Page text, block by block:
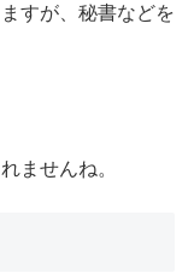
すが、秘書などを
ませんね。